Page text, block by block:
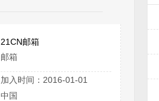
21CN邮箱
邮箱
加入时间：2016-01-01
中国